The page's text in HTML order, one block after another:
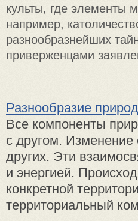
культы, где элементы
например,
разнообразнейших
приверженцами
Разнообразие
Все компоненты
с другом. Изменение
других. Эти
и энергией.
конкретной
территориальный